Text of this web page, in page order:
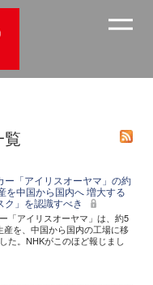
ー「アイリスオーヤマ」の約
を中国から国内へ 増大する
ク」を認識すべき
「アイリスオーヤマ」は、約5
産を、中国から国内の工場に移
た。NHKがこのほど報じまし